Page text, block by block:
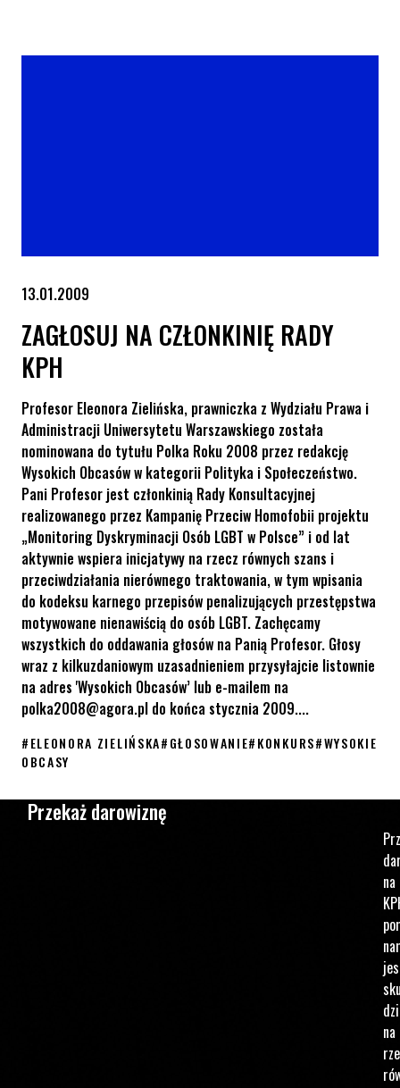
13.01.2009
ZAGŁOSUJ NA CZŁONKINIĘ RADY
KPH
Profesor Eleonora Zielińska, prawniczka z Wydziału Prawa i
Administracji Uniwersytetu Warszawskiego została
nominowana do tytułu Polka Roku 2008 przez redakcję
Wysokich Obcasów w kategorii Polityka i Społeczeństwo.
Pani Profesor jest członkinią Rady Konsultacyjnej
realizowanego przez Kampanię Przeciw Homofobii projektu
„Monitoring Dyskryminacji Osób LGBT w Polsce” i od lat
aktywnie wspiera inicjatywy na rzecz równych szans i
przeciwdziałania nierównego traktowania, w tym wpisania
do kodeksu karnego przepisów penalizujących przestępstwa
motywowane nienawiścią do osób LGBT. Zachęcamy
wszystkich do oddawania głosów na Panią Profesor. Głosy
wraz z kilkuzdaniowym uzasadnieniem przysyłajcie listownie
na adres 'Wysokich Obcasów’ lub e-mailem na
polka2008@agora.pl do końca stycznia 2009....
#ELEONORA ZIELIŃSKA#GŁOSOWANIE#KONKURS#WYSOKIE
OBCASY
Przekaż darowiznę
na
na